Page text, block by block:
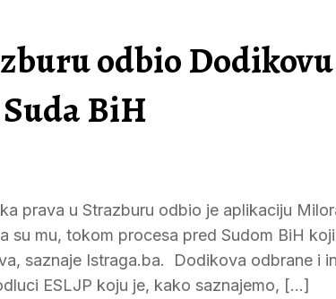
odbio
BiH
prava u Strazburu odbio je aplikaciju
su mu, tokom procesa pred Sudom BiH
saznaje Istraga.ba. Dodikova odbrane i
ESLJP koju je, kako saznajemo, […]